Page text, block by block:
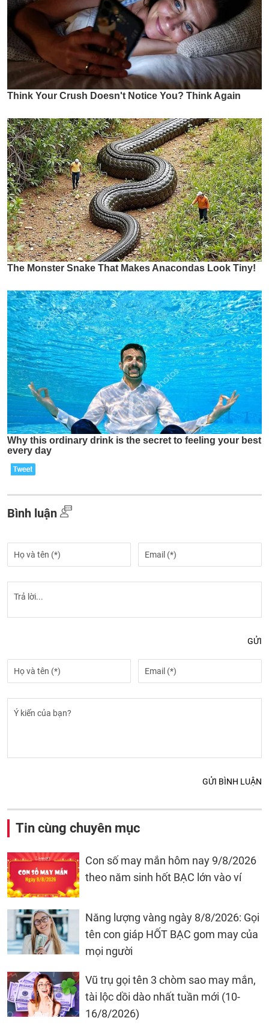
Bình luận
GỬI
GỬI BÌNH LUẬN
Tin cùng chuyên mục
Con số may mắn hôm nay 9/8/2026
theo năm sinh hốt BẠC lớn vào ví
Năng lượng vàng ngày 8/8/2026: Gọi
tên con giáp HỐT BẠC gom may của
mọi người
Vũ trụ gọi tên 3 chòm sao may mắn,
tài lộc dồi dào nhất tuần mới (10-
16/8/2026)